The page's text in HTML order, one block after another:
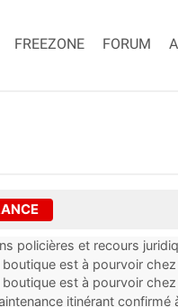
FREEZONE FORUM
policières et recours
est à pourvoir chez
est à pourvoir chez
itinérant confirmé